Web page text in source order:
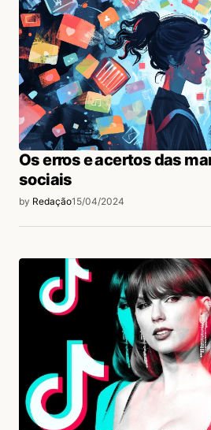
Os erros e acertos das
sociais
by Redação15/04/2024